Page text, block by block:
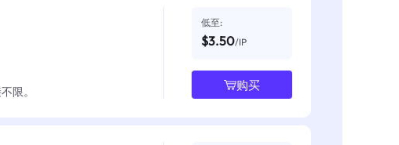
限。
低至:
$3.50/IP
购买